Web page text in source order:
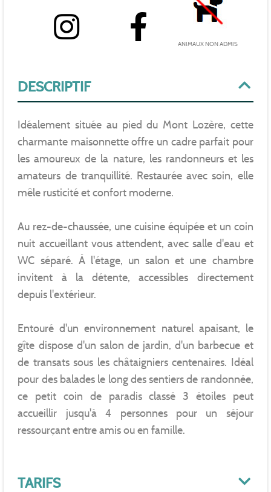
DESCRIPTIF
Idéalement située au pied du Mont Lozère, cette
charmante maisonnette offre un cadre parfait pour
les amoureux de la nature, les randonneurs et les
amateurs de tranquillité. Restaurée avec soin, elle
mêle rusticité et confort moderne.
Au rez-de-chaussée, une cuisine équipée et un coin
nuit accueillant vous attendent, avec salle d'eau et
WC séparé. À l'étage, un salon et une chambre
invitent à la détente, accessibles directement
depuis l'extérieur.
Entouré d'un environnement naturel apaisant, le
gîte dispose d'un salon de jardin, d'un barbecue et
de transats sous les châtaigniers centenaires. Idéal
pour des balades le long des sentiers de randonnée,
ce petit coin de paradis classé 3 étoiles peut
accueillir jusqu'à 4 personnes pour un séjour
ressourçant entre amis ou en famille.
TARIFS
ANIMAUX NON ADMIS